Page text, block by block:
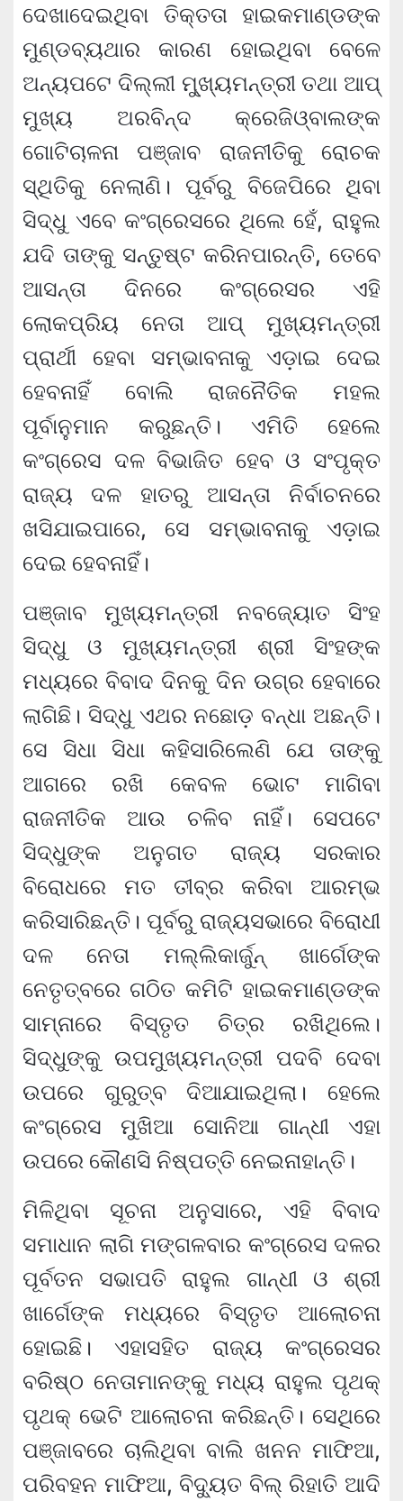
ଦେଖାଦେଇଥିବା ତିକ୍ତତା ହାଇକମାଣ୍ଡଙ୍କ
ମୁଣ୍ଡବ୍ୟଥାର କାରଣ ହୋଇଥିବା ବେଳେ
ଅନ୍ୟପଟେ ଦିଲ୍ଲୀ ମୁ୍ଖ୍ୟମନ୍ତ୍ରୀ ତଥା ଆପ୍
ମୁଖ୍ୟ ଅରବିନ୍ଦ କ୍ରେଜିଓ୍ବାଲଙ୍କ
ଗୋଟିଚାଳନା ପଞ୍ଜାବ ରାଜନୀତିକୁ ରୋଚକ
ସ୍ଥିତିକୁ ନେଲାଣି। ପୂର୍ବରୁ ବିଜେପିରେ ଥିବା
ସିଦ୍ଧୁ ଏବେ କଂଗ୍ରେସରେ ଥିଲେ ହେଁ, ରାହୁଲ
ଯଦି ତାଙ୍କୁ ସନ୍ତୁଷ୍ଟ କରିନପାରନ୍ତି, ତେବେ
ଆସନ୍ତା ଦିନରେ କଂଗ୍ରେସର ଏହି
ଲୋକପ୍ରିୟ ନେତା ଆପ୍‌ ମୁଖ୍ୟମନ୍ତ୍ରୀ
ପ୍ରାର୍ଥୀ ହେବା ସମ୍ଭାବନାକୁ ଏଡ଼ାଇ ଦେଇ
ହେବନାହିଁ ବୋଲି ରାଜନୈତିକ ମହଲ
ପୂର୍ବାନୁମାନ କରୁଛନ୍ତି। ଏମିତି ହେଲେ
କଂଗ୍ରେସ ଦଳ ବିଭାଜିତ ହେବ ଓ ସଂପୃକ୍ତ
ରାଜ୍ୟ ଦଳ ହାତରୁ ଆସନ୍ତା ନିର୍ବାଚନରେ
ଖସିଯାଇପାରେ, ସେ ସମ୍ଭାବନାକୁ ଏଡ଼ାଇ
ଦେଇ ହେବନାହିଁ।
ପଞ୍ଜାବ ମୁଖ୍ୟମନ୍ତ୍ରୀ ନବଜ୍ୟୋତ ସିଂହ
ସିଦ୍ଧୁ ଓ ମୁଖ୍ୟମନ୍ତ୍ରୀ ଶ୍ରୀ ସିଂହଙ୍କ
ମଧ୍ୟରେ ବିବାଦ ଦିନକୁ ଦିନ ଉଗ୍ର ହେବାରେ
ଲାଗିଛି। ସିଦ୍ଧୁ ଏଥର ନଛୋଡ଼ ବନ୍ଧା ଅଛନ୍ତି।
ସେ ସିଧା ସିଧା କହିସାରିଲେଣି ଯେ ତାଙ୍କୁ
ଆଗରେ ରଖି କେବଳ ଭୋଟ ମାଗିବା
ରାଜନୀତିକ ଆଉ ଚଳିବ ନାହିଁ। ସେପଟେ
ସିଦ୍ଧୁଙ୍କ ଅନୁଗତ ରାଜ୍ୟ ସରକାର
ବିରୋଧରେ ମତ ତୀବ୍ର କରିବା ଆରମ୍ଭ
କରିସାରିଛନ୍ତି। ପୂର୍ବରୁ ରାଜ୍ୟସଭାରେ ବିରୋଧୀ
ଦଳ ନେତା ମଲ୍ଲିକାର୍ଜୁନ୍ ଖାର୍ଗେଙ୍କ
ନେତୃତ୍ବରେ ଗଠିତ କମିଟି ହାଇକମାଣ୍ଡଙ୍କ
ସାମ୍ନାରେ ବିସ୍ତୃତ ଚିତ୍ର ରଖିଥିଲେ।
ସିଦ୍ଧୁଙ୍କୁ ଉପମୁଖ୍ୟମନ୍ତ୍ରୀ ପଦବି ଦେବା
ଉପରେ ଗୁରୁତ୍ବ ଦିଆଯାଇଥିଲା। ହେଲେ
କଂଗ୍ରେସ ମୁଖିଆ ସୋନିଆ ଗାନ୍ଧୀ ଏହା
ଉପରେ କୌଣସି ନିଷ୍ପତ୍ତି ନେଇନାହାନ୍ତି।
ମିଳିଥିବା ସୂଚନା ଅନୁସାରେ, ଏହି ବିବାଦ
ସମାଧାନ ଲାଗି ମଙ୍ଗଳବାର କଂଗ୍ରେସ ଦଳର
ପୂର୍ବତନ ସଭାପତି ରାହୁଲ ଗାନ୍ଧୀ ଓ ଶ୍ରୀ
ଖାର୍ଗେଙ୍କ ମଧ୍ୟରେ ବିସ୍ତୃତ ଆଲୋଚନା
ହୋଇଛି। ଏହାସହିତ ରାଜ୍ୟ କଂଗ୍ରେସର
ବରିଷ୍ଠ ନେତାମାନଙ୍କୁ ମଧ୍ୟ ରାହୁଲ ପୃଥକ୍
ପୃଥକ୍ ଭେଟି ଆଲୋଚନା କରିଛନ୍ତି। ସେଥିରେ
ପଞ୍ଜାବରେ ଚାଲିଥିବା ବାଲି ଖନନ ମାଫିଆ,
ପରିବହନ ମାଫିଆ, ବିଦ୍ୟୁତ ବିଲ୍ ରିହାତି ଆଦି